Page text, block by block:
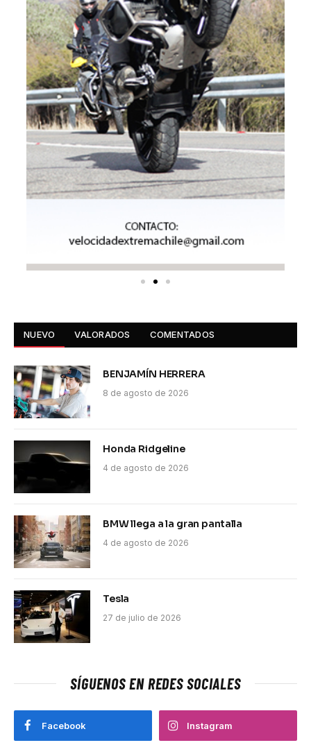
NUEVO VALORADOS COMENTADOS
BENJAMÍN HERRERA
8 de agosto de 2026
Honda Ridgeline
4 de agosto de 2026
BMW llega a la gran pantalla
4 de agosto de 2026
Tesla
27 de julio de 2026
SÍGUENOS EN REDES SOCIALES
Facebook Instagram